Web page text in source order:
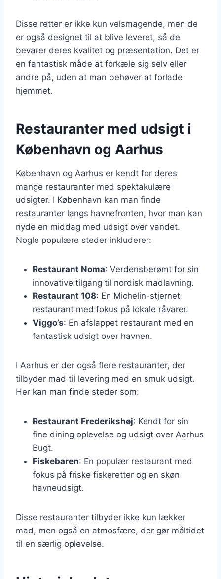
Disse retter er ikke kun velsmagende, men de
er også designet til at blive leveret, så de
bevarer deres kvalitet og præsentation. Det er
en fantastisk måde at forkæle sig selv eller
andre på, uden at man behøver at forlade
hjemmet.
Restauranter med udsigt i
København og Aarhus
København og Aarhus er kendt for deres
mange restauranter med spektakulære
udsigter. I København kan man finde
restauranter langs havnefronten, hvor man kan
nyde en middag med udsigt over vandet.
Nogle populære steder inkluderer:
Restaurant Noma: Verdensberømt for sin
innovative tilgang til nordisk madlavning.
Restaurant 108: En Michelin-stjernet
restaurant med fokus på lokale råvarer.
Viggo’s: En afslappet restaurant med en
fantastisk udsigt over havnen.
I Aarhus er der også flere restauranter, der
tilbyder mad til levering med en smuk udsigt.
Her kan man finde steder som:
Restaurant Frederikshøj: Kendt for sin
fine dining oplevelse og udsigt over Aarhus
Bugt.
Fiskebaren: En populær restaurant med
fokus på friske fiskeretter og en skøn
havneudsigt.
Disse restauranter tilbyder ikke kun lækker
mad, men også en atmosfære, der gør måltidet
til en særlig oplevelse.